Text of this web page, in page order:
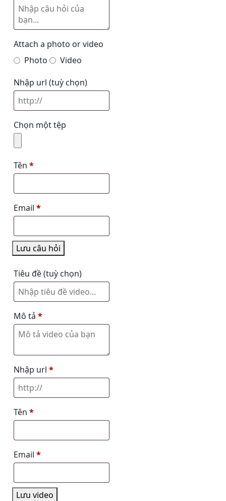
Attach a photo or video
Photo
Video
Nhập url (tuỳ chọn)
Chọn một tệp
Tên *
Email *
Lưu câu hỏi
Tiêu đề(tuỳ chọn)
Mô tả *
Nhập url *
Tên *
Email *
Lưu video